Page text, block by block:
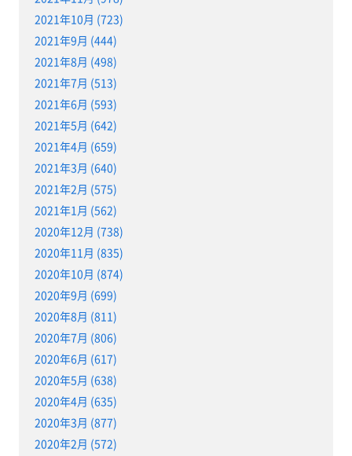
2021年10月 (723)
2021年9月 (444)
2021年8月 (498)
2021年7月 (513)
2021年6月 (593)
2021年5月 (642)
2021年4月 (659)
2021年3月 (640)
2021年2月 (575)
2021年1月 (562)
2020年12月 (738)
2020年11月 (835)
2020年10月 (874)
2020年9月 (699)
2020年8月 (811)
2020年7月 (806)
2020年6月 (617)
2020年5月 (638)
2020年4月 (635)
2020年3月 (877)
2020年2月 (572)